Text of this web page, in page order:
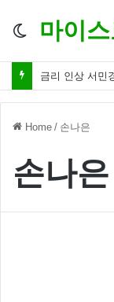
Switch
마이스
금리 인상 서민
Home / 손나은
손나은